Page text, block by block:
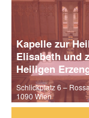
Kapelle zur
Elisabeth und
Heiligen
Michael
Schlickplatz 6 –
1090 Wien